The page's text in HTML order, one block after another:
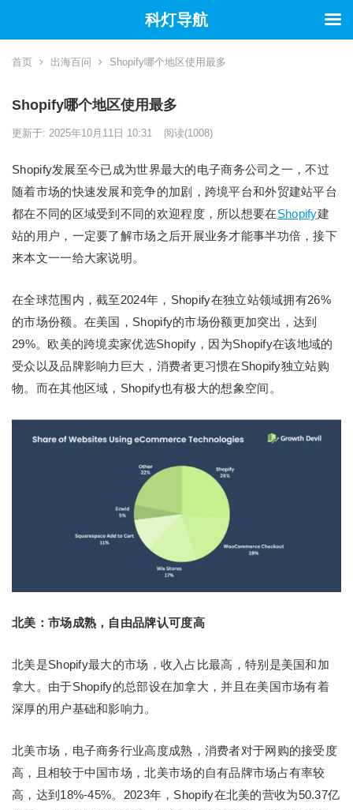
首页 出海百问 Shopify哪个地区使用最多
Shopify哪个地区使用最多
更新于: 2025年10月11日 10:31 阅读(1008)
Shopify发展至今已成为世界最大的电子商务公司之一，不过
随着市场的快速发展和竞争的加剧，跨境平台和外贸建站平台
都在不同的区域受到不同的欢迎程度，所以想要在Shopify建
站的用户，一定要了解市场之后开展业务才能事半功倍，接下
来本文一一给大家说明。
在全球范围内，截至2024年，Shopify在独立站领域拥有26%
的市场份额。在美国，Shopify的市场份额更加突出，达到
29%。欧美的跨境卖家优选Shopify，因为Shopify在该地域的
受众以及品牌影响力巨大，消费者更习惯在Shopify独立站购
物。而在其他区域，Shopify也有极大的想象空间。
北美：市场成熟，自由品牌认可度高
北美是Shopify最大的市场，收入占比最高，特别是美国和加
拿大。由于Shopify的总部设在加拿大，并且在美国市场有着
深厚的用户基础和影响力。
北美市场，电子商务行业高度成熟，消费者对于网购的接受度
高，且相较于中国市场，北美市场的自有品牌市场占有率较
高，达到18%-45%。2023年，Shopify在北美的营收为50.37亿
科灯导航